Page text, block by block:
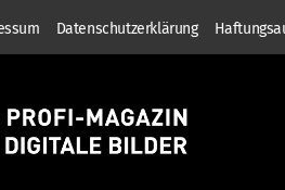
Datenschutzerklärung